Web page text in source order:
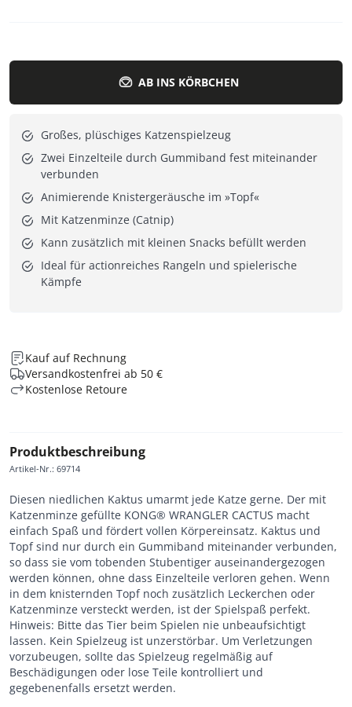
AB INS KÖRBCHEN
Großes, plüschiges Katzenspielzeug
Zwei Einzelteile durch Gummiband fest miteinander
verbunden
Animierende Knistergeräusche im »Topf«
Mit Katzenminze (Catnip)
Kann zusätzlich mit kleinen Snacks befüllt werden
Ideal für actionreiches Rangeln und spielerische
Kämpfe
Kauf auf Rechnung
Versandkostenfrei ab 50 €
Kostenlose Retoure
Produktbeschreibung
Artikel-Nr.: 69714
Diesen niedlichen Kaktus umarmt jede Katze gerne. Der mit
Katzenminze gefüllte KONG® WRANGLER CACTUS macht
einfach Spaß und fördert vollen Körpereinsatz. Kaktus und
Topf sind nur durch ein Gummiband miteinander verbunden,
so dass sie vom tobenden Stubentiger auseinandergezogen
werden können, ohne dass Einzelteile verloren gehen. Wenn
in dem knisternden Topf noch zusätzlich Leckerchen oder
Katzenminze versteckt werden, ist der Spielspaß perfekt.
Hinweis: Bitte das Tier beim Spielen nie unbeaufsichtigt
lassen. Kein Spielzeug ist unzerstörbar. Um Verletzungen
vorzubeugen, sollte das Spielzeug regelmäßig auf
Beschädigungen oder lose Teile kontrolliert und
gegebenenfalls ersetzt werden.